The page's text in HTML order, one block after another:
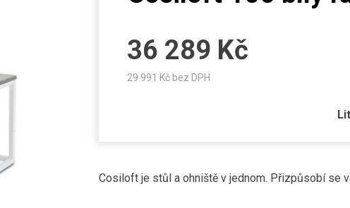
36 289 Kč
29 991 Kč bez DPH
Cosiloft je stůl a ohniště v jednom. Přizpůsobí se